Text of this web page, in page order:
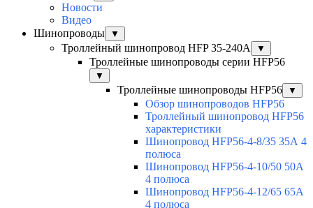
Новости
Видео
Шинопроводы
▼
Троллейный шинопровод HFP 35-240А ▼
Троллейные шинопроводы серии HFP56
▼
Троллейные шинопроводы HFP56 ▼
Обзор шинопроводов HFP56
Троллейный шинопровод HFP56
характеристики
Шинопровод HFP56-4-8/35 35А 4
полюса
Шинопровод HFP56-4-10/50 50А
4 полюса
Шинопровод HFP56-4-12/65 65А
4 полюса